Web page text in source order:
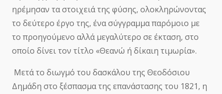
ηρέμησαν τα στοιχειά της φύσης, ολοκληρώνοντας
το δεύτερο έργο της, ένα σύγγραμμα παρόμοιο με
το προηγούμενο αλλά μεγαλύτερο σε έκταση, στο
οποίο δίνει τον τίτλο «Θεανώ ή δίκαιη τιμωρία».
Μετά το διωγμό του δασκάλου της Θεοδόσιου
Δημάδη στο ξέσπασμα της επανάστασης του 1821, η